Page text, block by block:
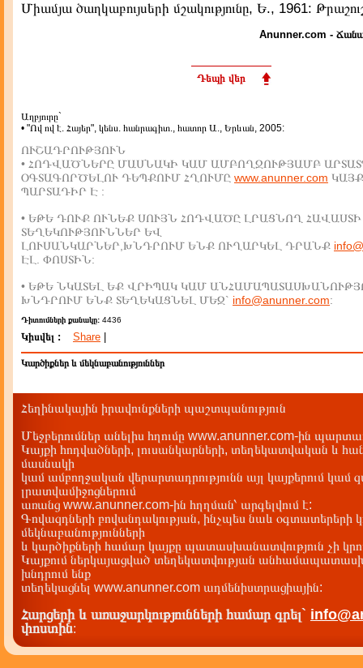
Միամյա ծաղկաբույսերի մշակությունը, Ե., 1961:
Anunner.com -
Դեպի վեր
Աղբյուրը`
• "Ով ով է. Հայեր", կենս. հանրագիտ., հատոր Ա., Երևան, 2005:
ՈՒՇԱԴՐՈՒԹՅՈՒՆ
• ՀՈԴՎԱԾՆԵՐԸ ՄԱՍՆԱԿԻ ԿԱՄ ԱՄԲՈՂՋՈՒԹՅԱՄԲ
ՕԳՏԱԳՈՐԾԵԼՈՒ ԴԵՊՔՈՒՄ ՀՂՈՒՄԸ www.anunner.com
ՊԱՐՏԱԴԻՐ Է :
• ԵԹԵ ԴՈՒՔ ՈՒՆԵՔ ՍՈՒՅՆ ՀՈԴՎԱԾԸ ԼՐԱՑՆՈՂ ՀԱՎԱՍՏԻ
ՏԵՂԵԿՈՒԹՅՈՒՆՆԵՐ ԵՎ
ԼՈՒՍԱՆԿԱՐՆԵՐ,ԽՆԴՐՈՒՄ ԵՆՔ ՈՒՂԱՐԿԵԼ ԴՐԱՆՔ
ԷԼ. ՓՈՍՏԻՆ:
• ԵԹԵ ՆԿԱՏԵԼ ԵՔ ՎՐԻՊԱԿ ԿԱՄ
ԽՆԴՐՈՒՄ ԵՆՔ ՏԵՂԵԿԱՑՆԵԼ ՄԵԶ` info@anunner.com:
Դիտումների քանակը: 4436
Կիսվել : Share
Կարծիքներ և մեկնաբանություններ
Հեղինակային իրավունքների պաշտպանություն
Մեջբերումներ անելիս հղումը www.anunner.com-ին
Կայքի հոդվածների, լուսանկարների, տեղեկատվական և
մասնակի
կամ ամբողջական վերարտադրությունն այլ կայքերում կամ
լրատվամիջոցներում
առանց www.anunner.com-ին հղղման՝ արգելվում է:
Գովազդների բովանդակության, ինչպես նաև օգտատերերի
մեկնաբանությունների
և կարծիքների համար կայքը պատասխանատվություն չի
Կայքում ներկայացված տեղեկատվության
խնդրում ենք
տեղեկացնել www.anunner.com ադմենիստրացիային:
Հարցերի և առաջարկությունների համար գրել`
փոստին: